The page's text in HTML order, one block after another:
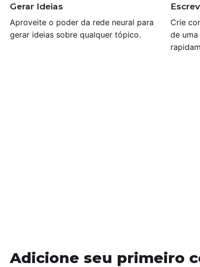
Gerar Ideias
Aproveite o poder da rede neural para
gerar ideias sobre qualquer tópico.
Crie
de
Adicione seu primeiro